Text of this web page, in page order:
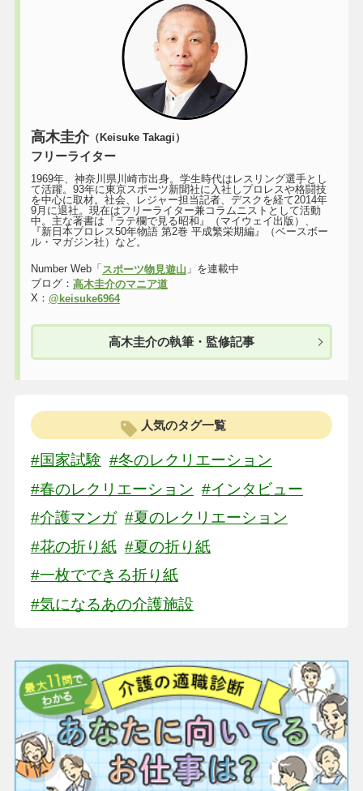
高木圭介（Keisuke Takagi）
フリーライター
1969年、神奈川県川崎市出身。学生時代はレスリング選手とし
て活躍。93年に東京スポーツ新聞社に入社しプロレスや格闘技
を中心に取材。社会、レジャー担当記者、デスクを経て2014年
9月に退社。現在はフリーライター兼コラムニストとして活動
中。主な著書は『ラテ欄で見る昭和』（マイウェイ出版）、
『新日本プロレス50年物語 第2巻 平成繁栄期編』（ベースボー
ル・マガジン社）など。
Number Web「 スポーツ物見遊山 」を連載中
ブログ： 高木圭介のマニア道
X： @keisuke6964
高木圭介の執筆・監修記事
人気のタグ一覧
#国家試験 #冬のレクリエーション
#春のレクリエーション #インタビュー
#介護マンガ #夏のレクリエーション
#花の折り紙 #夏の折り紙
#一枚でできる折り紙
#気になるあの介護施設